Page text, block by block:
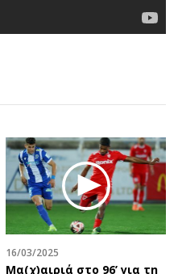
Νέα
Αυτοκίνηση
Πολιτική
Οικονομία
Γενικά
Αναδρομές
Πρόσωπα
16/03/2025
Μα(χ)αιριά στο 96’ για τη